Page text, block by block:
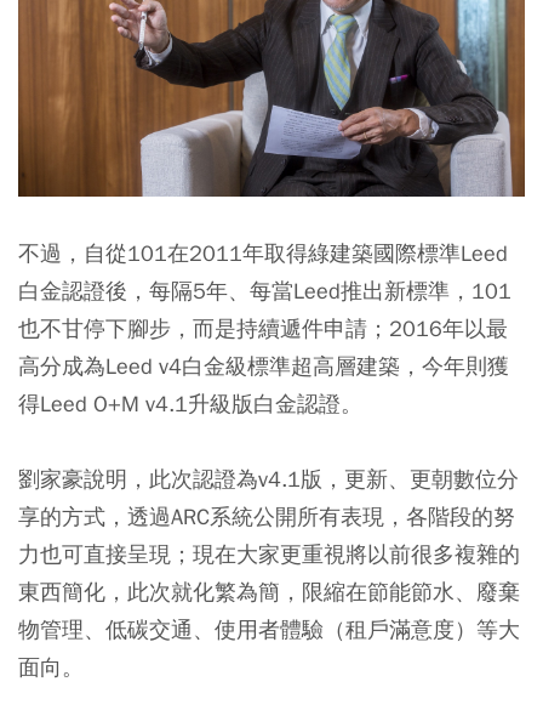
不過，自從101在2011年取得綠建築國際標準Leed
白金認證後，每隔5年、每當Leed推出新標準，101
也不甘停下腳步，而是持續遞件申請；2016年以最
高分成為Leed v4白金級標準超高層建築，今年則獲
得Leed O+M v4.1升級版白金認證。
劉家豪說明，此次認證為v4.1版，更新、更朝數位分
享的方式，透過ARC系統公開所有表現，各階段的努
力也可直接呈現；現在大家更重視將以前很多複雜的
東西簡化，此次就化繁為簡，限縮在節能節水、廢棄
物管理、低碳交通、使用者體驗（租戶滿意度）等大
面向。